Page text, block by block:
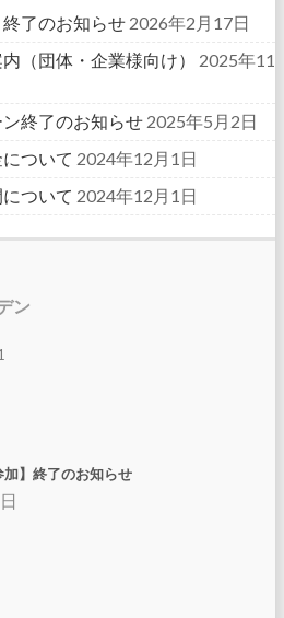
了のお知らせ 2026年2月17日
（団体・企業様向け）
2025年11
終了のお知らせ 2025年5月2日
ついて 2024年12月1日
ついて 2024年12月1日
ン
】終了のお知らせ